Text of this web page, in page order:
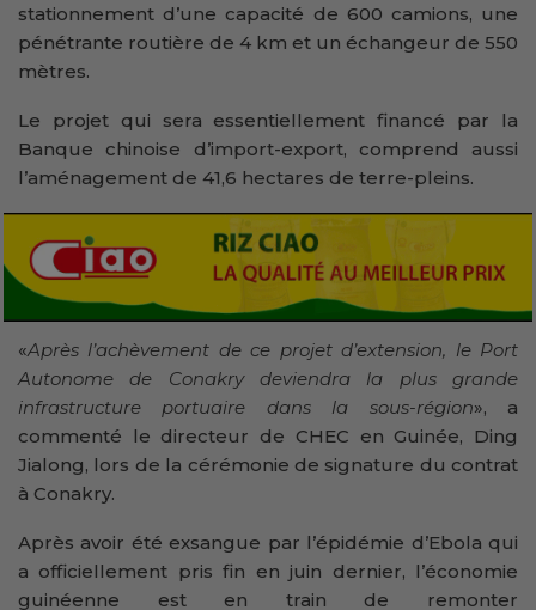
stationnement d’une capacité de 600 camions, une
pénétrante routière de 4 km et un échangeur de 550
mètres.
Le projet qui sera essentiellement financé par la
Banque chinoise d’import-export, comprend aussi
l’aménagement de 41,6 hectares de terre-pleins.
«Après l’achèvement de ce projet d’extension, le Port
Autonome de Conakry deviendra la plus grande
infrastructure portuaire dans la sous-région», a
commenté le directeur de CHEC en Guinée, Ding
Jialong, lors de la cérémonie de signature du contrat
à Conakry.
Après avoir été exsangue par l’épidémie d’Ebola qui
a officiellement pris fin en juin dernier, l’économie
guinéenne est en train de remonter